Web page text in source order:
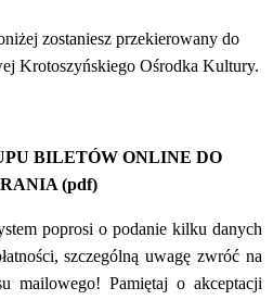
zostaniesz przekierowany do
Krotoszyńskiego Ośrodka Kultury.
BILETÓW ONLINE DO
(pdf)
poprosi o podanie kilku danych
szczególną uwagę zwróć na
mailowego! Pamiętaj o akceptacji